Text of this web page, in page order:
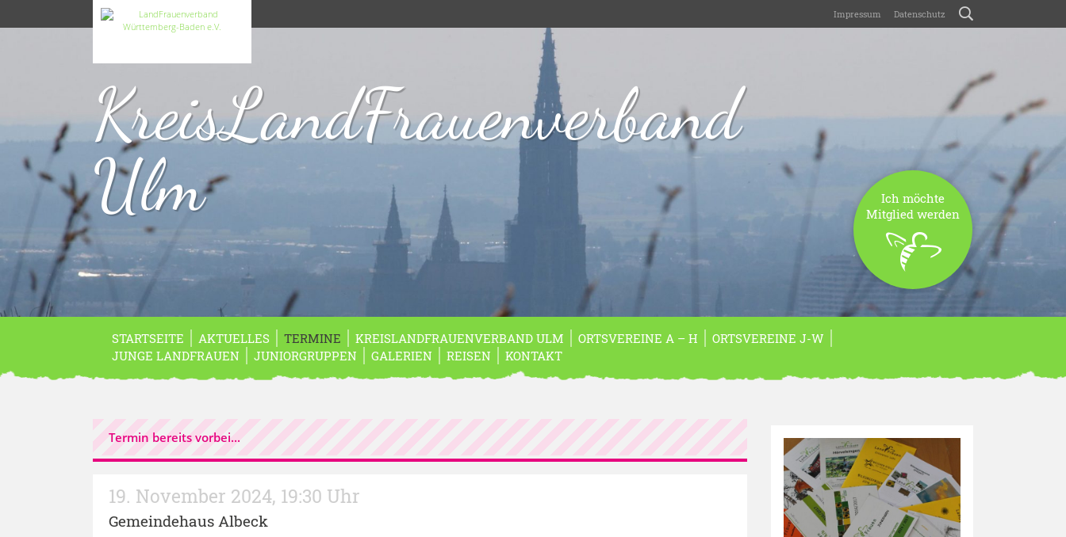
Impressum Datenschutz
KreisLandFrauenverband
Ulm
Ich möchte
Mitglied werden
STARTSEITE AKTUELLES TERMINE KREISLANDFRAUENVERBAND ULM ORTSVEREINE A – H
ORTSVEREINE J-W
JUNGE LANDFRAUEN
JUNIORGRUPPEN GALERIEN REISEN KONTAKT
Termin bereits vorbei...
19. November 2024, 19:30 Uhr
Gemeindehaus Albeck